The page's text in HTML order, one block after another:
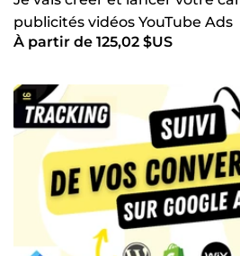
publicités vidéos YouTube Ads
À partir de 125,02 $US